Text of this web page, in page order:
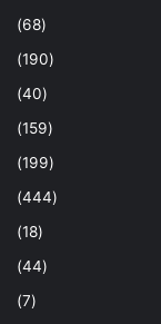
(68)
(190)
(40)
(159)
(199)
(444)
(18)
(44)
(7)